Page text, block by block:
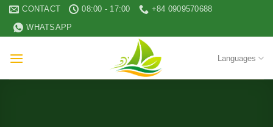
Skip
content
CONTACT 08:00 - 17:00
+84 0909570688
WHATSAPP
Languages